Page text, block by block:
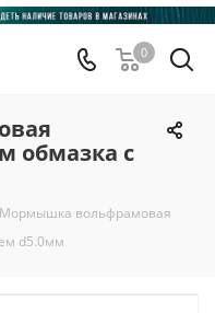
0
обмазка с
Мормышка вольфрамовая
d5.0мм